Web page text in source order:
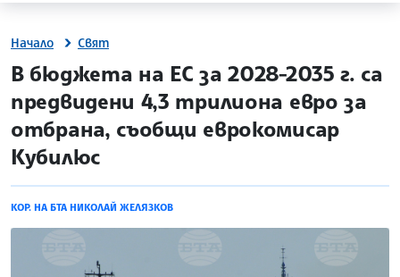
Начало Свят
site.bta
В бюджета на ЕС за 2028-2035 г. са
предвидени 4,3 трилиона евро за
отбрана, съобщи еврокомисар
Кубилюс
КОР. НА БТА НИКОЛАЙ ЖЕЛЯЗКОВ